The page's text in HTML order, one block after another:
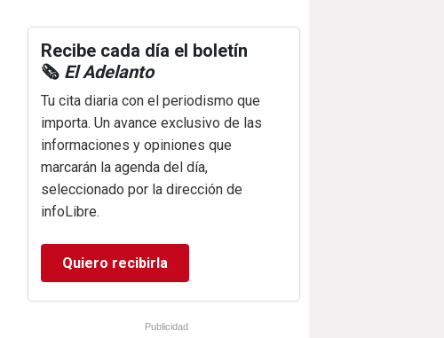
Recibe cada día el boletín
🗞️ El Adelanto
Tu cita diaria con el periodismo que
importa. Un avance exclusivo de las
informaciones y opiniones que
marcarán la agenda del día,
seleccionado por la dirección de
infoLibre.
Quiero recibirla
Publicidad